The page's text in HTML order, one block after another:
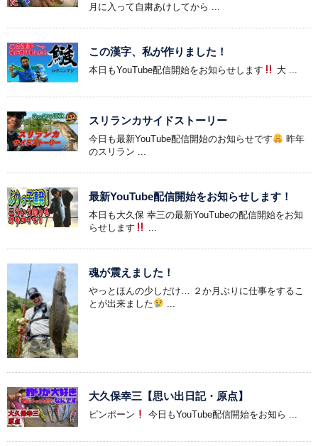
月に入って自粛あけしてから ...
この漢字、私が作りました！
本日もYouTube配信開始をお知らせします 大 ...
スリランカサイドストーリー
今日も最新YouTube配信開始のお知らせです
昨年
のスリラン ...
最新YouTube配信開始をお知らせします！
本日も大久保 幸三の最新YouTubeの配信開始をお知
らせします
魂が震えました！
やっとほんの少しだけ… ２か月ぶりに仕事をするこ
とが出来ました
大久保幸三【思い出日記・原点】
ピンポーン 今日もYouTube配信開始をお知ら ...